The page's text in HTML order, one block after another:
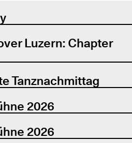
Luzern: Chapter
Tanznachmittag
2026
2026